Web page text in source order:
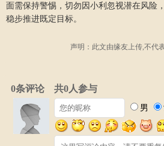
面需保持警惕，切勿因小利忽视潜在风险
稳步推进既定目标。
声明：此文由缘友上传,不代